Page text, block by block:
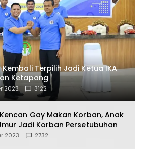
Terpilih Jadi Ketua IKA
Ketapang
2023 3122
Gay Makan Korban, Anak
Jadi Korban Persetubuhan
2023 2732